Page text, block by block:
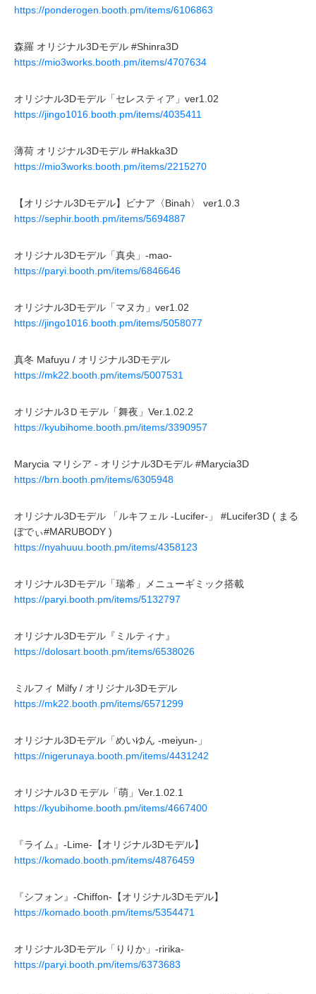
https://ponderogen.booth.pm/items/6106863
森羅 オリジナル3Dモデル #Shinra3D
https://mio3works.booth.pm/items/4707634
オリジナル3Dモデル「セレスティア」ver1.02
https://jingo1016.booth.pm/items/4035411
薄荷 オリジナル3Dモデル #Hakka3D
https://mio3works.booth.pm/items/2215270
【オリジナル3Dモデル】ビナア〈Binah〉 ver1.0.3
https://sephir.booth.pm/items/5694887
オリジナル3Dモデル「真央」-mao-
https://paryi.booth.pm/items/6846646
オリジナル3Dモデル「マヌカ」ver1.02
https://jingo1016.booth.pm/items/5058077
真冬 Mafuyu / オリジナル3Dモデル
https://mk22.booth.pm/items/5007531
オリジナル3Ｄモデル「舞夜」Ver.1.02.2
https://kyubihome.booth.pm/items/3390957
Marycia マリシア - オリジナル3Dモデル #Marycia3D
https://brn.booth.pm/items/6305948
オリジナル3Dモデル 「ルキフェル -Lucifer-」 #Lucifer3D ( まる
ぼでぃ#MARUBODY )
https://nyahuuu.booth.pm/items/4358123
オリジナル3Dモデル「瑞希」メニューギミック搭載
https://paryi.booth.pm/items/5132797
オリジナル3Dモデル『ミルティナ』
https://dolosart.booth.pm/items/6538026
ミルフィ Milfy / オリジナル3Dモデル
https://mk22.booth.pm/items/6571299
オリジナル3Dモデル「めいゆん -meiyun-」
https://nigerunaya.booth.pm/items/4431242
オリジナル3Ｄモデル「萌」Ver.1.02.1
https://kyubihome.booth.pm/items/4667400
『ライム』-Lime-【オリジナル3Dモデル】
https://komado.booth.pm/items/4876459
『シフォン』-Chiffon-【オリジナル3Dモデル】
https://komado.booth.pm/items/5354471
オリジナル3Dモデル「りりか」-ririka-
https://paryi.booth.pm/items/6373683